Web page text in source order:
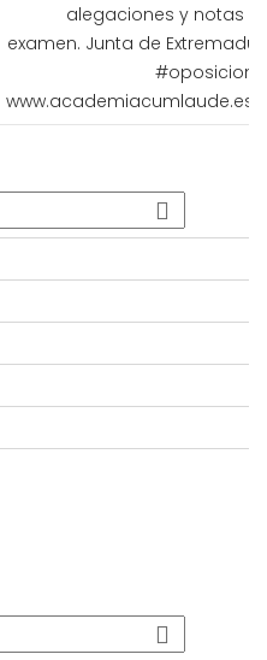
alegaciones y notas
examen. Junta de
www.academiacumlaude.es